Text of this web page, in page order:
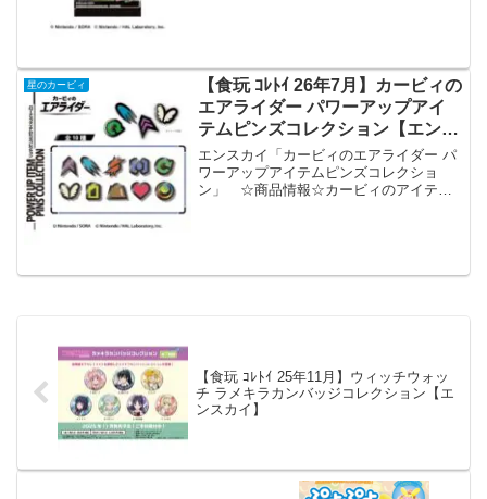
星のカービィ
【食玩 ｺﾚﾄｲ 26年7月】カービィの
エアライダー パワーアップアイ
テムピンズコレクション【エンス
カイ】
エンスカイ「カービィのエアライダー パ
ワーアップアイテムピンズコレクショ
ン」 ☆商品情報☆カービィのアイテム
【食玩 ｺﾚﾄｲ 25年11月】ウィッチウォッ
チ ラメキラカンバッジコレクション【エ
ンスカイ】